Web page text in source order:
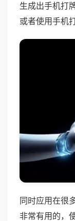
生成出手机打
或者使用手机
同时应用在很
非常有用的，